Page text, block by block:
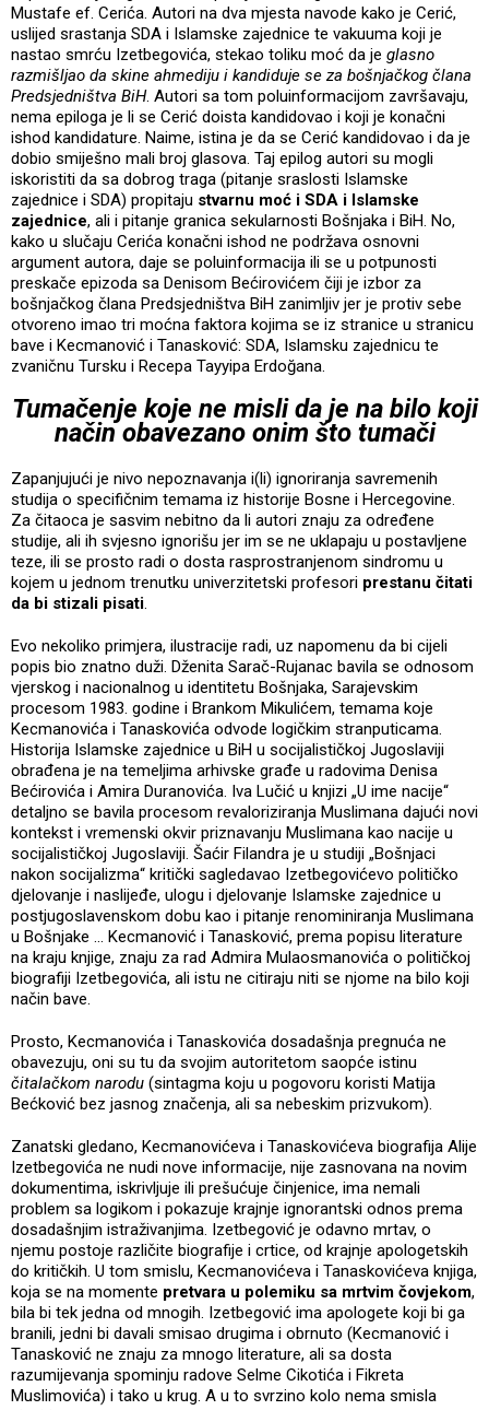
Mustafe ef. Cerića. Autori na dva mjesta navode kako je Cerić,
uslijed srastanja SDA i Islamske zajednice te vakuuma koji je
nastao smrću Izetbegovića, stekao toliku moć da je glasno
razmišljao da skine ahmediju i kandiduje se za bošnjačkog člana
Predsjedništva BiH. Autori sa tom poluinformacijom završavaju,
nema epiloga je li se Cerić doista kandidovao i koji je konačni
ishod kandidature. Naime, istina je da se Cerić kandidovao i da je
dobio smiješno mali broj glasova. Taj epilog autori su mogli
iskoristiti da sa dobrog traga (pitanje sraslosti Islamske
zajednice i SDA) propitaju stvarnu moć i SDA i Islamske
zajednice, ali i pitanje granica sekularnosti Bošnjaka i BiH. No,
kako u slučaju Cerića konačni ishod ne podržava osnovni
argument autora, daje se poluinformacija ili se u potpunosti
preskače epizoda sa Denisom Bećirovićem čiji je izbor za
bošnjačkog člana Predsjedništva BiH zanimljiv jer je protiv sebe
otvoreno imao tri moćna faktora kojima se iz stranice u stranicu
bave i Kecmanović i Tanasković: SDA, Islamsku zajednicu te
zvaničnu Tursku i Recepa Tayyipa Erdoğana.
Tumačenje koje ne misli da je na bilo koji
način obavezano onim što tumači
Zapanjujući je nivo nepoznavanja i(li) ignoriranja savremenih
studija o specifičnim temama iz historije Bosne i Hercegovine.
Za čitaoca je sasvim nebitno da li autori znaju za određene
studije, ali ih svjesno ignorišu jer im se ne uklapaju u postavljene
teze, ili se prosto radi o dosta rasprostranjenom sindromu u
kojem u jednom trenutku univerzitetski profesori prestanu čitati
da bi stizali pisati.
Evo nekoliko primjera, ilustracije radi, uz napomenu da bi cijeli
popis bio znatno duži. Dženita Sarač-Rujanac bavila se odnosom
vjerskog i nacionalnog u identitetu Bošnjaka, Sarajevskim
procesom 1983. godine i Brankom Mikulićem, temama koje
Kecmanovića i Tanaskovića odvode logičkim stranputicama.
Historija Islamske zajednice u BiH u socijalističkoj Jugoslaviji
obrađena je na temeljima arhivske građe u radovima Denisa
Bećirovića i Amira Duranovića. Iva Lučić u knjizi „U ime nacije“
detaljno se bavila procesom revaloriziranja Muslimana dajući novi
kontekst i vremenski okvir priznavanju Muslimana kao nacije u
socijalističkoj Jugoslaviji. Šaćir Filandra je u studiji „Bošnjaci
nakon socijalizma“ kritički sagledavao Izetbegovićevo političko
djelovanje i naslijeđe, ulogu i djelovanje Islamske zajednice u
postjugoslavenskom dobu kao i pitanje renominiranja Muslimana
u Bošnjake ... Kecmanović i Tanasković, prema popisu literature
na kraju knjige, znaju za rad Admira Mulaosmanovića o političkoj
biografiji Izetbegovića, ali istu ne citiraju niti se njome na bilo koji
način bave.
Prosto, Kecmanovića i Tanaskovića dosadašnja pregnuća ne
obavezuju, oni su tu da svojim autoritetom saopće istinu
čitalačkom narodu (sintagma koju u pogovoru koristi Matija
Bećković bez jasnog značenja, ali sa nebeskim prizvukom).
Zanatski gledano, Kecmanovićeva i Tanaskovićeva biografija Alije
Izetbegovića ne nudi nove informacije, nije zasnovana na novim
dokumentima, iskrivljuje ili prešućuje činjenice, ima nemali
problem sa logikom i pokazuje krajnje ignorantski odnos prema
dosadašnjim istraživanjima. Izetbegović je odavno mrtav, o
njemu postoje različite biografije i crtice, od krajnje apologetskih
do kritičkih. U tom smislu, Kecmanovićeva i Tanaskovićeva knjiga,
koja se na momente pretvara u polemiku sa mrtvim čovjekom,
bila bi tek jedna od mnogih. Izetbegović ima apologete koji bi ga
branili, jedni bi davali smisao drugima i obrnuto (Kecmanović i
Tanasković ne znaju za mnogo literature, ali sa dosta
razumijevanja spominju radove Selme Cikotića i Fikreta
Muslimovića) i tako u krug. A u to svrzino kolo nema smisla